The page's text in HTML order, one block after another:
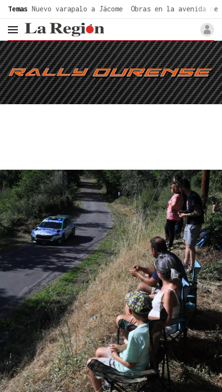
Temas Nuevo varapalo a Jácome Obras en la avenida de
header.menu.open